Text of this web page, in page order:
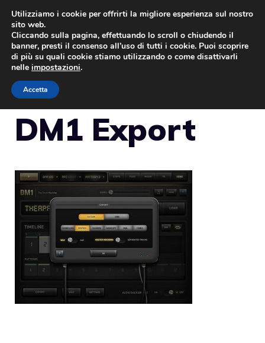
Vai
contenuto
DM1 Export
Utilizziamo i cookie per offrirti la migliore esperienza sul nostro
sito web.
Cliccando sulla pagina, effettuando lo scroll o chiudendo il
banner, presti il consenso all’uso di tutti i cookie. Puoi scoprire
di più su quali cookie stiamo utilizzando o come disattivarli
nelle impostazioni.
Accetta